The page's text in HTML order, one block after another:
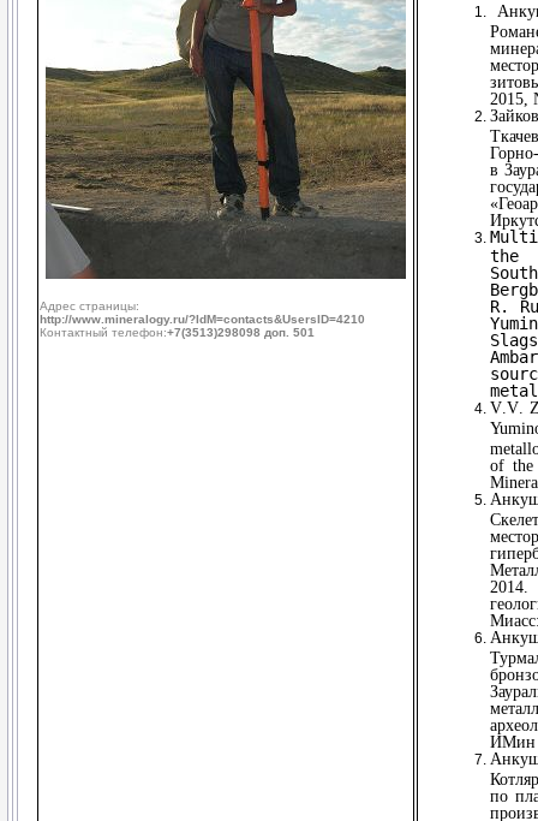
Адрес страницы:
http://www.mineralogy.ru/?IdM=contacts&UsersID=4210
Контактный телефон:+7(3513)298098 доп. 501
2015,
в
the
R.
V. V.
of the
ИМин
по